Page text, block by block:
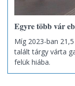
Egyre több vár
Míg 2023-ban
talált tárgy várta
felük hiába.